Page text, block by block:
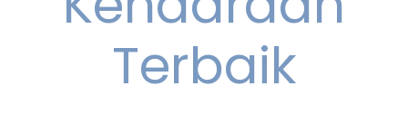
Terbaik